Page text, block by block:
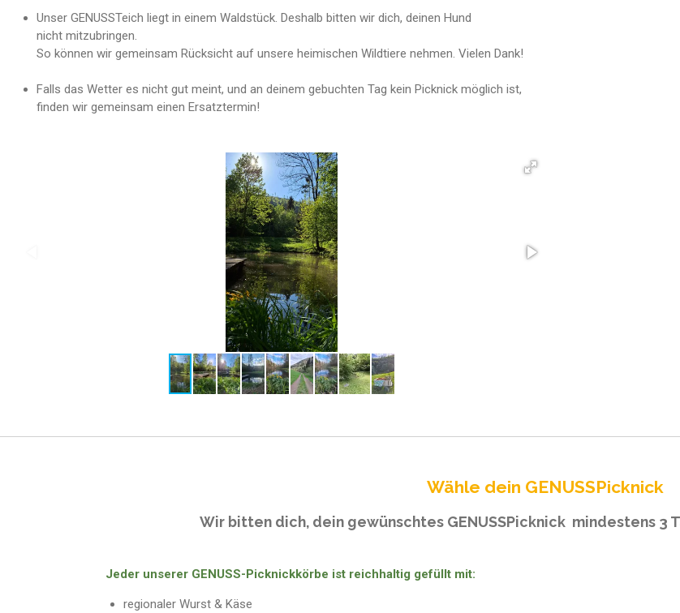
Unser GENUSSTeich liegt in einem Waldstück. Deshalb bitten wir dich, deinen Hund
nicht mitzubringen.
So können wir gemeinsam Rücksicht auf unsere heimischen Wildtiere nehmen. Vielen Dank!
Falls das Wetter es nicht gut meint, und an deinem gebuchten Tag kein Picknick möglich ist,
finden wir gemeinsam einen Ersatztermin!
Wähle dein GENUSSPicknick
Wir bitten dich, dein gewünschtes GENUSSPicknick mindestens 3
Jeder unserer GENUSS-Picknickkörbe ist reichhaltig gefüllt mit:
regionaler Wurst & Käse